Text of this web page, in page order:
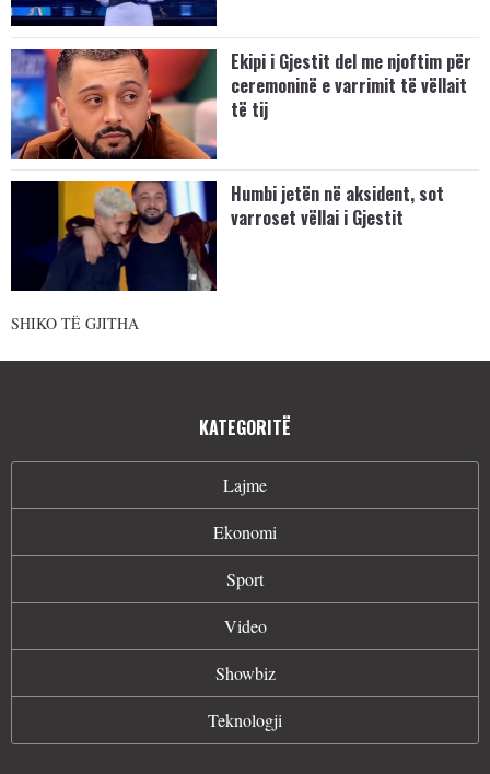
Ekipi i Gjestit del me njoftim për
ceremoninë e varrimit të vëllait
të tij
Humbi jetën në aksident, sot
varroset vëllai i Gjestit
SHIKO TË GJITHA
KATEGORITË
Lajme
Ekonomi
Sport
Video
Showbiz
Teknologji